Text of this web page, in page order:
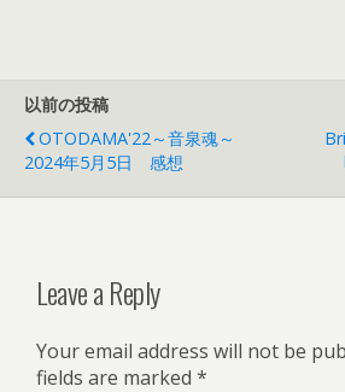
以前の投稿
OTODAMA'22～音泉魂～
2024年5月5日 感想
Leave a Reply
Your email address will not be
fields are marked *